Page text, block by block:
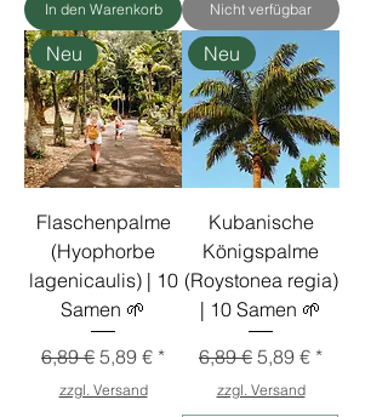
In den Warenkorb Nicht verfügbar
Neu
Flaschenpalme
(Hyophorbe
lagenicaulis) | 10
Samen 🌱
Standardpreis
6,89 € Sale-Preis
5,89 €
zzgl. Versand
Neu
Kubanische
Königspalme
(Roystonea regia)
| 10 Samen 🌱
Standardpreis
6,89 € Sale-Preis
5,89 €
zzgl. Versand